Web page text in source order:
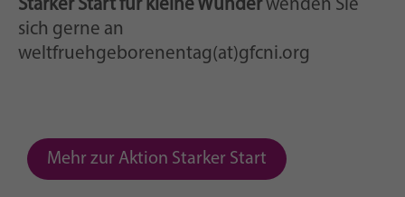
Starker Start für kleine Wunderwenden Sie
sich gerne an
weltfruehgeborenentag(at)gfcni.org
Mehr zur Aktion Starker Start